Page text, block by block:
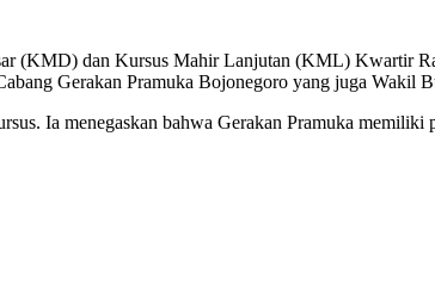
(KMD) dan Kursus Mahir Lanjutan (KML) Kwartir
Gerakan Pramuka Bojonegoro yang juga Wakil
Ia menegaskan bahwa Gerakan Pramuka memiliki